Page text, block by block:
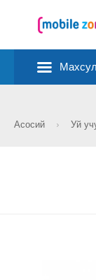
Асосий Уй